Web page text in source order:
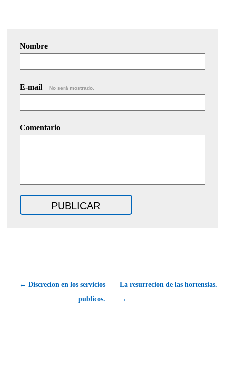
Nombre
E-mail No será mostrado.
Comentario
← Discrecion en los servicios
publicos.
La resurrecion de las hortensias.
→